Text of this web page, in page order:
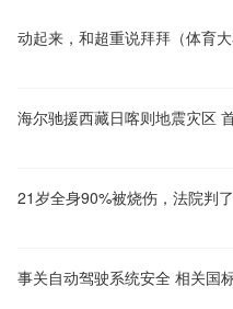
21岁全身90%被烧伤，法院判了